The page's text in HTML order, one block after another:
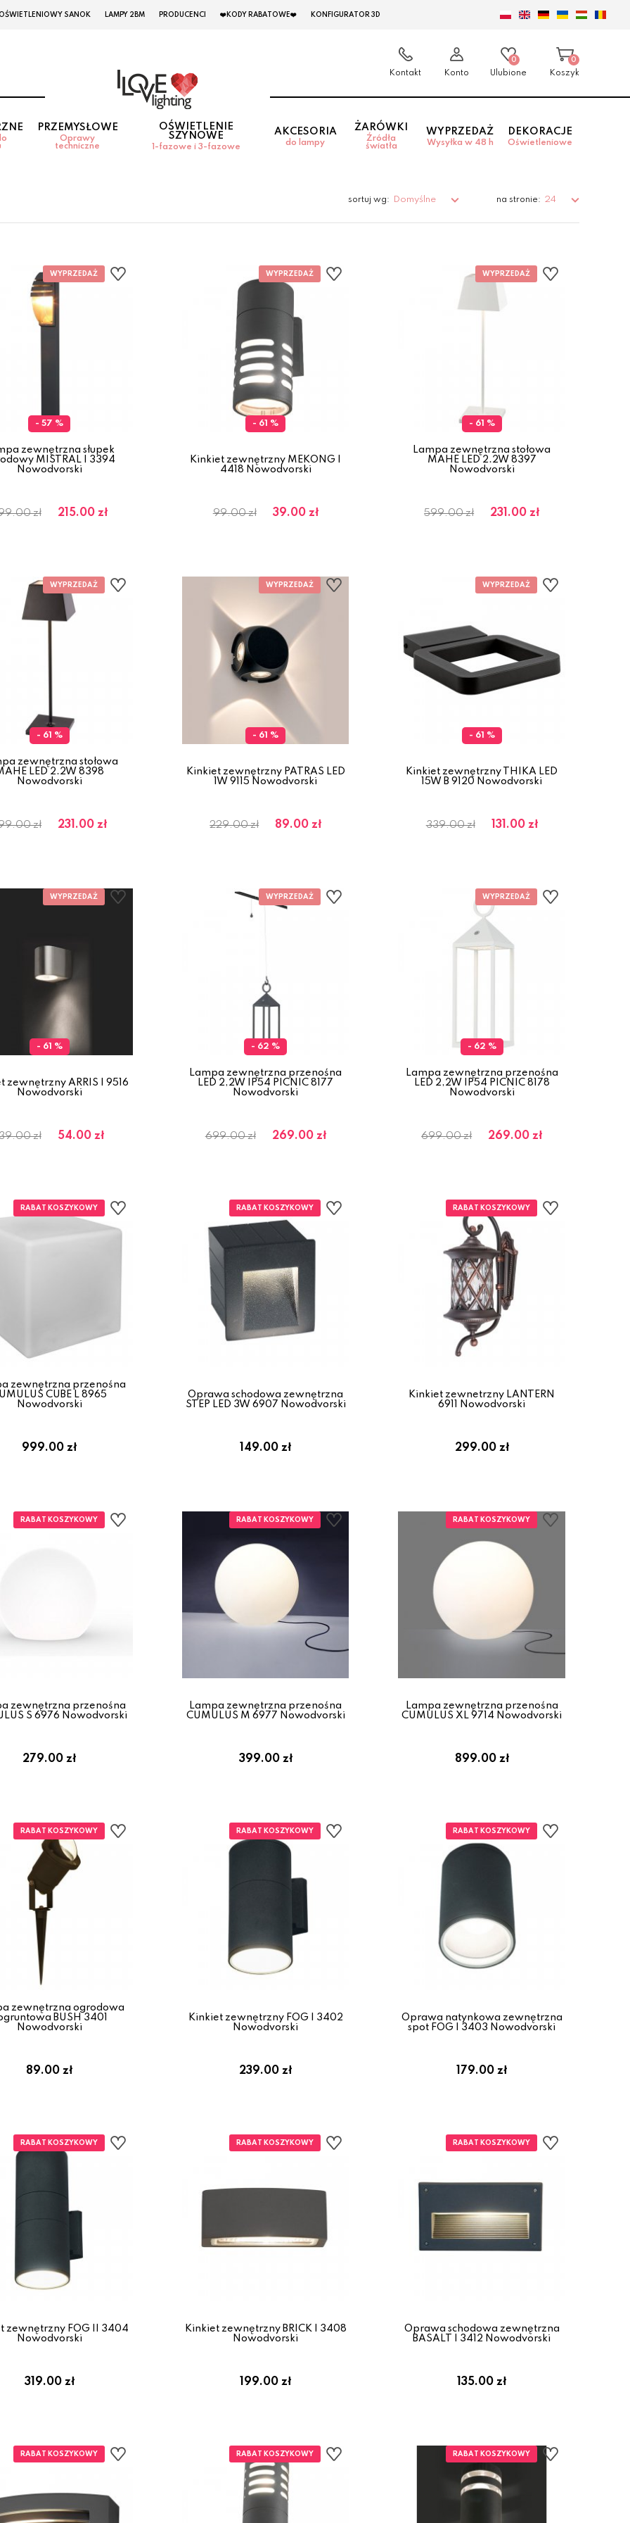
SANOK LAMPY 2BM PRODUCENCI ❤️KODY RABATOWE❤️ KONFIGURATOR 3D
Kontakt Konto
0
Ulubione
0
Koszyk
PRZEMYSŁOWE
Oprawy
techniczne
OŚWIETLENIE
SZYNOWE
1-fazowe i 3-fazowe
AKCESORIA
do lampy
ŻARÓWKI
Źródła
światła
WYPRZEDAŻ
Wysyłka w 48 h
DEKORACJE
Oświetleniowe
sortuj wg: Domyślne na stronie: 24
- 57 %
zewnętrzna słupek
MISTRAL I 3394
Nowodvorski
zł 215.00 zł
- 61 %
Kinkiet zewnętrzny MEKONG I
4418 Nowodvorski
99.00 zł 39.00 zł
- 61 %
Lampa zewnętrzna stołowa
MAHE LED 2.2W 8397
Nowodvorski
599.00 zł 231.00 zł
- 61 %
zewnętrzna stołowa
LED 2.2W 8398
Nowodvorski
zł 231.00 zł
- 61 %
Kinkiet zewnętrzny PATRAS LED
1W 9115 Nowodvorski
229.00 zł 89.00 zł
- 61 %
Kinkiet zewnętrzny THIKA LED
15W B 9120 Nowodvorski
339.00 zł 131.00 zł
- 61 %
zewnętrzny ARRIS I 9516
Nowodvorski
zł 54.00 zł
- 62 %
Lampa zewnętrzna przenośna
LED 2,2W IP54 PICNIC 8177
Nowodvorski
699.00 zł 269.00 zł
- 62 %
Lampa zewnętrzna przenośna
LED 2,2W IP54 PICNIC 8178
Nowodvorski
699.00 zł 269.00 zł
zewnętrzna przenośna
CUBE L 8965
Nowodvorski
999.00 zł
Oprawa schodowa zewnętrzna
STEP LED 3W 6907 Nowodvorski
149.00 zł
Kinkiet zewnetrzny LANTERN
6911 Nowodvorski
299.00 zł
zewnętrzna przenośna
S 6976 Nowodvorski
279.00 zł
Lampa zewnętrzna przenośna
CUMULUS M 6977 Nowodvorski
399.00 zł
Lampa zewnętrzna przenośna
CUMULUS XL 9714 Nowodvorski
899.00 zł
zewnętrzna ogrodowa
BUSH 3401
Nowodvorski
89.00 zł
Kinkiet zewnętrzny FOG I 3402
Nowodvorski
239.00 zł
Oprawa natynkowa zewnętrzna
spot FOG I 3403 Nowodvorski
179.00 zł
zewnętrzny FOG II 3404
Nowodvorski
319.00 zł
Kinkiet zewnętrzny BRICK I 3408
Nowodvorski
199.00 zł
Oprawa schodowa zewnętrzna
BASALT I 3412 Nowodvorski
135.00 zł